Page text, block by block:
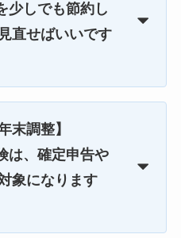
少しでも節約し
直せばいいです
末調整】
は、確定申告や
象になります